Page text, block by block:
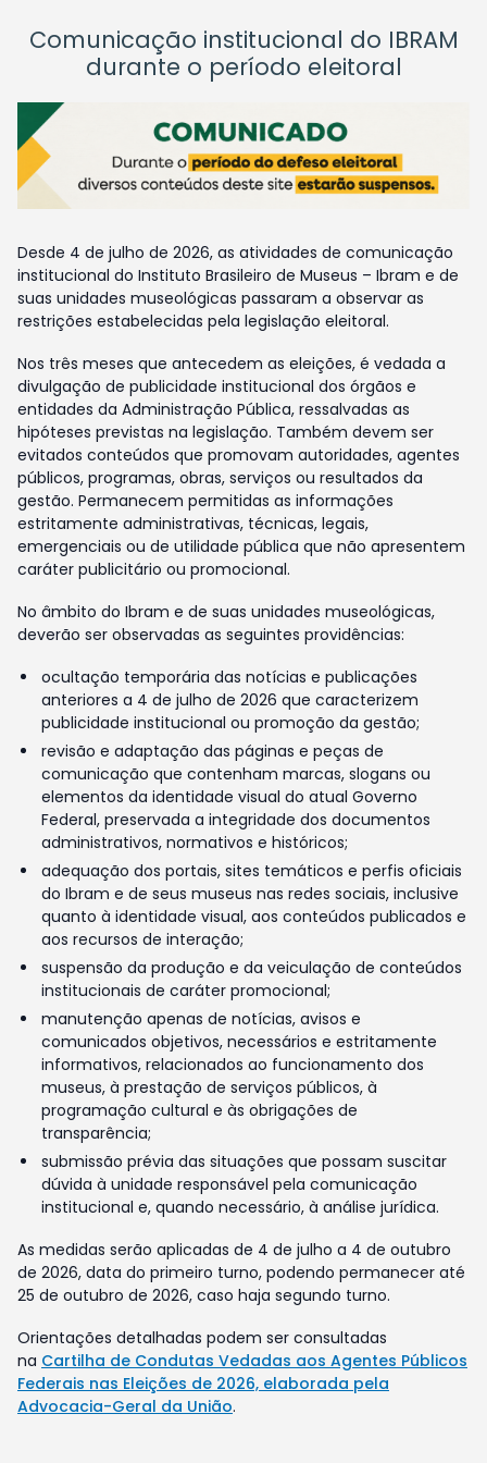
Comunicação institucional do IBRAM
durante o período eleitoral
Desde 4 de julho de 2026, as atividades de comunicação
institucional do Instituto Brasileiro de Museus – Ibram e de
suas unidades museológicas passaram a observar as
restrições estabelecidas pela legislação eleitoral.
Nos três meses que antecedem as eleições, é vedada a
divulgação de publicidade institucional dos órgãos e
entidades da Administração Pública, ressalvadas as
hipóteses previstas na legislação. Também devem ser
evitados conteúdos que promovam autoridades, agentes
públicos, programas, obras, serviços ou resultados da
gestão. Permanecem permitidas as informações
estritamente administrativas, técnicas, legais,
emergenciais ou de utilidade pública que não apresentem
caráter publicitário ou promocional.
No âmbito do Ibram e de suas unidades museológicas,
deverão ser observadas as seguintes providências:
ocultação temporária das notícias e publicações
anteriores a 4 de julho de 2026 que caracterizem
publicidade institucional ou promoção da gestão;
revisão e adaptação das páginas e peças de
comunicação que contenham marcas, slogans ou
elementos da identidade visual do atual Governo
Federal, preservada a integridade dos documentos
administrativos, normativos e históricos;
adequação dos portais, sites temáticos e perfis oficiais
do Ibram e de seus museus nas redes sociais, inclusive
quanto à identidade visual, aos conteúdos publicados e
aos recursos de interação;
suspensão da produção e da veiculação de conteúdos
institucionais de caráter promocional;
manutenção apenas de notícias, avisos e
comunicados objetivos, necessários e estritamente
informativos, relacionados ao funcionamento dos
museus, à prestação de serviços públicos, à
programação cultural e às obrigações de
transparência;
submissão prévia das situações que possam suscitar
dúvida à unidade responsável pela comunicação
institucional e, quando necessário, à análise jurídica.
As medidas serão aplicadas de 4 de julho a 4 de outubro
de 2026, data do primeiro turno, podendo permanecer até
25 de outubro de 2026, caso haja segundo turno.
Orientações detalhadas podem ser consultadas
na Cartilha de Condutas Vedadas aos Agentes Públicos
Federais nas Eleições de 2026, elaborada pela
Advocacia-Geral da União.